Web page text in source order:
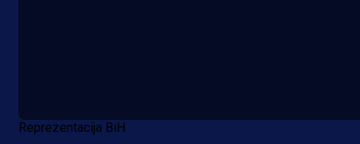
Reprezentacija BiH